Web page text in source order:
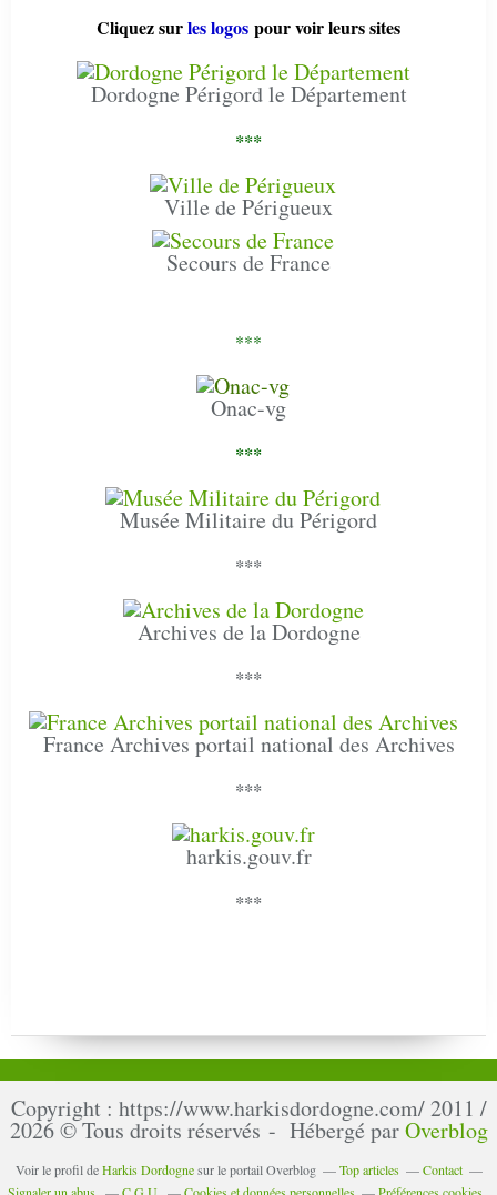
Cliquez surles logos pour voir leurs sites
Dordogne Périgord le Département
***
Ville de Périgueux
Secours de France
***
Onac-vg
***
Musée Militaire du Périgord
***
Archives de la Dordogne
***
France Archives portail national des Archives
***
harkis.gouv.fr
***
Copyright : https://www.harkisdordogne.com/ 2011 /
2026 © Tous droits réservés - Hébergé parOverblog
Voir le profil deHarkis Dordognesur le portail Overblog Top articles
Contact
Signaler un abus
C.G.U. Cookies et données personnelles Préférences cookies